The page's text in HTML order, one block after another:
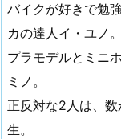
バイクが好きで勉
カの達人イ・ユノ。
プラモデルとミニ
ミノ。
正反対な2人は、
生。